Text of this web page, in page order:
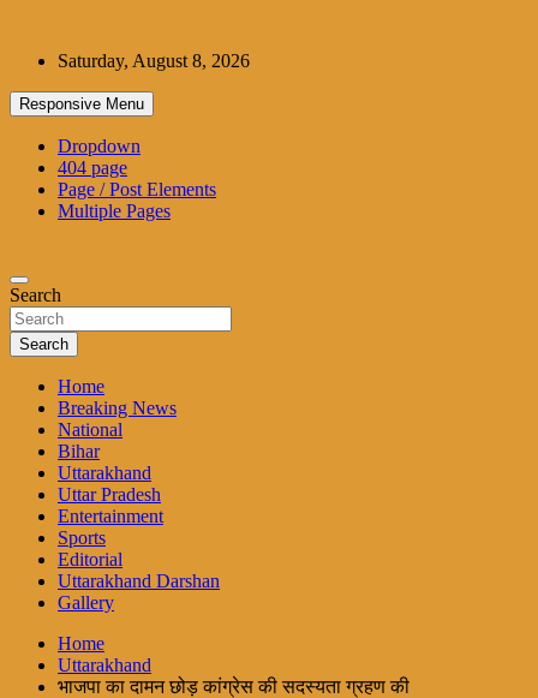
contentSaturday, August 8, 2026
Responsive Menu
Dropdown
404 page
Page / Post Elements
Multiple Pages
Search
Search
Home
Breaking News
National
Bihar
Uttarakhand
Uttar Pradesh
Entertainment
Sports
Editorial
Uttarakhand Darshan
Gallery
Home
Uttarakhand
भाजपा का दामन छोड़ कांग्रेस की सदस्यता ग्रहण की